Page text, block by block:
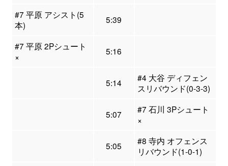
#7 平原 アシスト(5
本)
5:39
#7 平原 2Pシュート
×
5:16
5:14
#4 大谷 ディフェン
スリバウンド(0-3-3)
5:07
#7 石川 3Pシュート
×
5:05
#8 寺内 オフェンス
リバウンド(1-0-1)